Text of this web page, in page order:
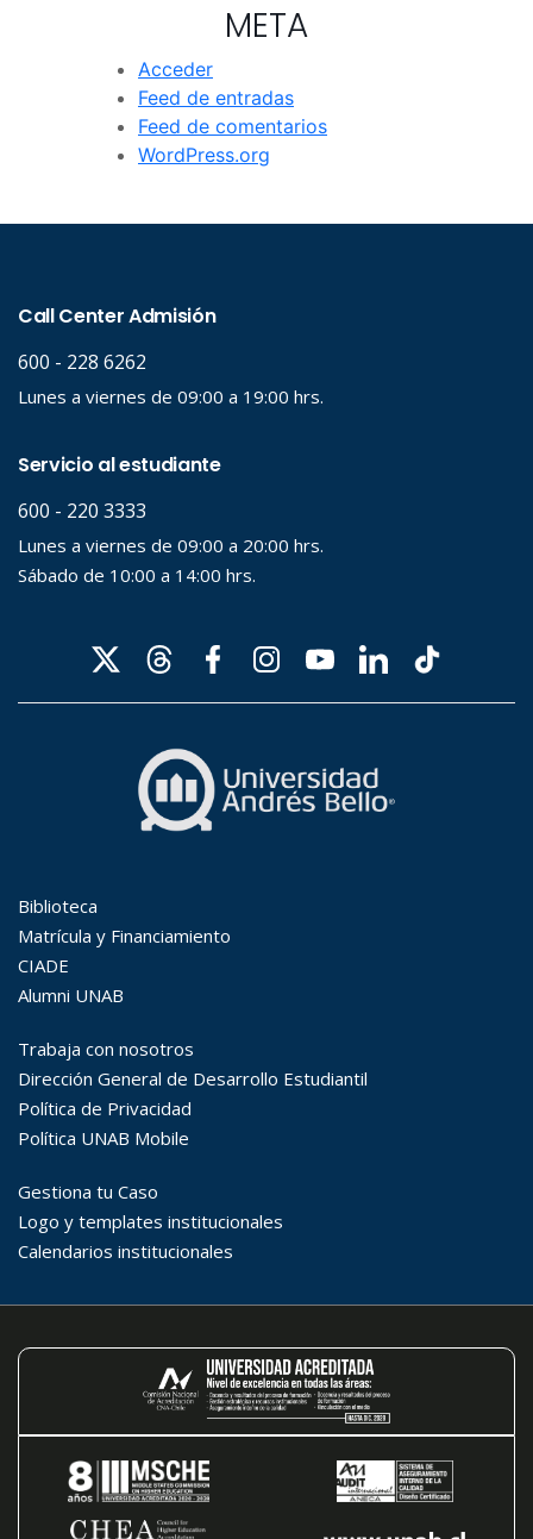
META
Acceder
Feed de entradas
Feed de comentarios
WordPress.org